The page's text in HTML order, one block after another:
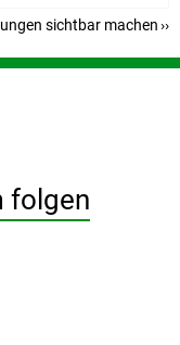
sichtbar machen
folgen